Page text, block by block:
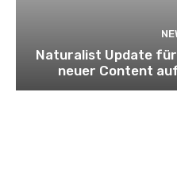
Naturalist Update
neuer Content